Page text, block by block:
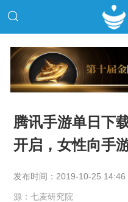
腾讯手游单日下
开启，女性向手
发布时间：2019-10-25
源：七麦研究院